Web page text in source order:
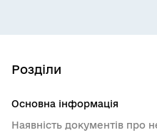
Розділи
Основна інформація
Наявність документів про